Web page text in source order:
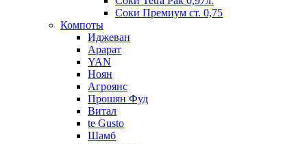
Соки Премиум ст. 0,75
Компоты
Иджеван
Арарат
YAN
Ноян
Агроянс
Прошян Фуд
Витал
te Gusto
Шамб